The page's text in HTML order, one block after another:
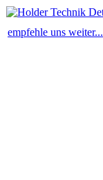
empfehle uns weiter...